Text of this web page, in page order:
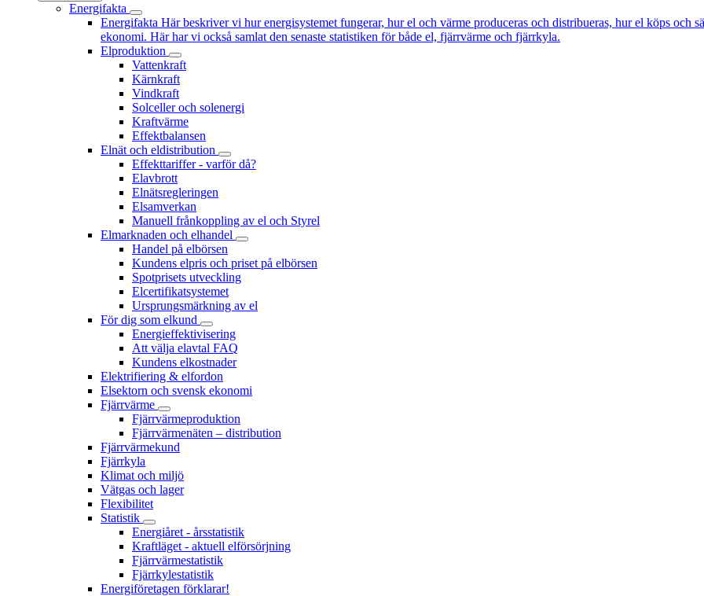
Energifakta
Energifakta Här beskriver vi hur energisystemet fungerar, hur el och värme produceras och distribueras, hur el köps och
ekonomi. Här har vi också samlat den senaste statistiken för både el, fjärrvärme och fjärrkyla.
Elproduktion
Vattenkraft
Kärnkraft
Vindkraft
Solceller och solenergi
Kraftvärme
Effektbalansen
Elnät och eldistribution
Effekttariffer - varför då?
Elavbrott
Elnätsregleringen
Elsamverkan
Manuell frånkoppling av el och Styrel
Elmarknaden och elhandel
Handel på elbörsen
Kundens elpris och priset på elbörsen
Spotprisets utveckling
Elcertifikatsystemet
Ursprungsmärkning av el
För dig som elkund
Energieffektivisering
Att välja elavtal FAQ
Kundens elkostnader
Elektrifiering & elfordon
Elsektorn och svensk ekonomi
Fjärrvärme
Fjärrvärmeproduktion
Fjärrvärmenäten – distribution
Fjärrvärmekund
Fjärrkyla
Klimat och miljö
Vätgas och lager
Flexibilitet
Statistik
Energiåret - årsstatistik
Kraftläget - aktuell elförsörjning
Fjärrvärmestatistik
Fjärrkylestatistik
Energiföretagen förklarar!